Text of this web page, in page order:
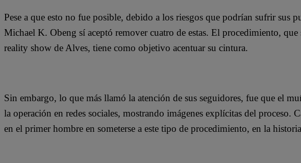
Pese a que esto no fue posible, debido a los riesgos que podrían sufrir sus
Michael K. Obeng sí aceptó remover cuatro de estas. El procedimiento,
reality show de Alves, tiene como objetivo acentuar su cintura.
Sin embargo, lo que más llamó la atención de sus seguidores, fue que el
la operación en redes sociales, mostrando imágenes explícitas del proceso.
en el primer hombre en someterse a este tipo de procedimiento, en la